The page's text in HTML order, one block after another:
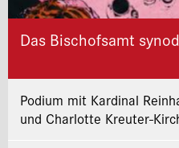
Das Bischofsamt
Podium mit Kardinal
und Charlotte Kreuter-